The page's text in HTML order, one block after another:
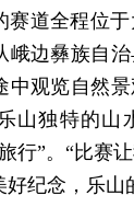
赛道全程位
峨边彝族自
中观览自然
山独特的山
行”。“比赛
纪念，乐山